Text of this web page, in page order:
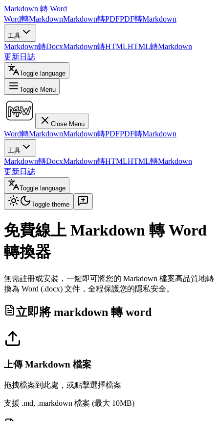
Markdown 轉 Word
Word轉MarkdownMarkdown轉PDFPDF轉Markdown
工具
Markdown轉DocxMarkdown轉HTMLHTML轉Markdown
更新日誌
Toggle language
Toggle Menu
Close Menu
Word轉MarkdownMarkdown轉PDFPDF轉Markdown
工具
Markdown轉DocxMarkdown轉HTMLHTML轉Markdown
更新日誌
Toggle language
Toggle theme
免費線上 Markdown 轉 Word
轉換器
無需註冊或安裝，一鍵即可將您的 Markdown 檔案高品質地轉
換為 Word (.docx) 文件，全程保護您的隱私安全。
立即將 markdown 轉 word
上傳 Markdown 檔案
拖拽檔案到此處，或點擊選擇檔案
支援 .md, .markdown 檔案 (最大 10MB)